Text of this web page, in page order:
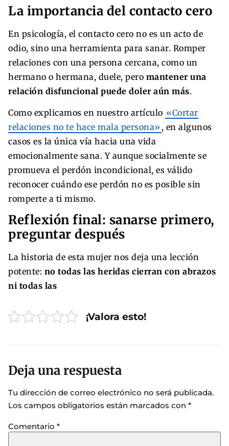
La importancia del contacto cero
En psicología, el contacto cero no es un acto de
odio, sino una herramienta para sanar. Romper
relaciones con una persona cercana, como un
hermano o hermana, duele, pero mantener una
relación disfuncional puede doler aún más.
Como explicamos en nuestro artículo «Cortar
relaciones no te hace mala persona» , en algunos
casos es la única vía hacia una vida
emocionalmente sana. Y aunque socialmente se
promueva el perdón incondicional, es válido
reconocer cuándo ese perdón no es posible sin
romperte a ti mismo.
Reflexión final: sanarse primero,
preguntar después
La historia de esta mujer nos deja una lección
potente: no todas las heridas cierran con abrazos
ni todas las
¡Valora esto!
Deja una respuesta
Tu dirección de correo electrónico no será publicada.
Los campos obligatorios están marcados con *
Comentario *